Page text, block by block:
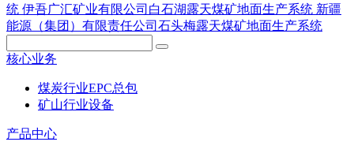
统 伊吾广汇矿业有限公司白石湖露天煤矿地面生产系统 新疆
能源（集团）有限责任公司石头梅露天煤矿地面生产系统
核心业务
煤炭行业EPC总包
矿山行业设备
产品中心